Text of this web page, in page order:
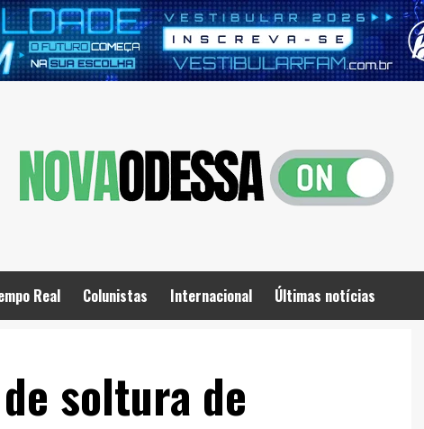
Real Colunistas Internacional Últimas notícias
soltura de